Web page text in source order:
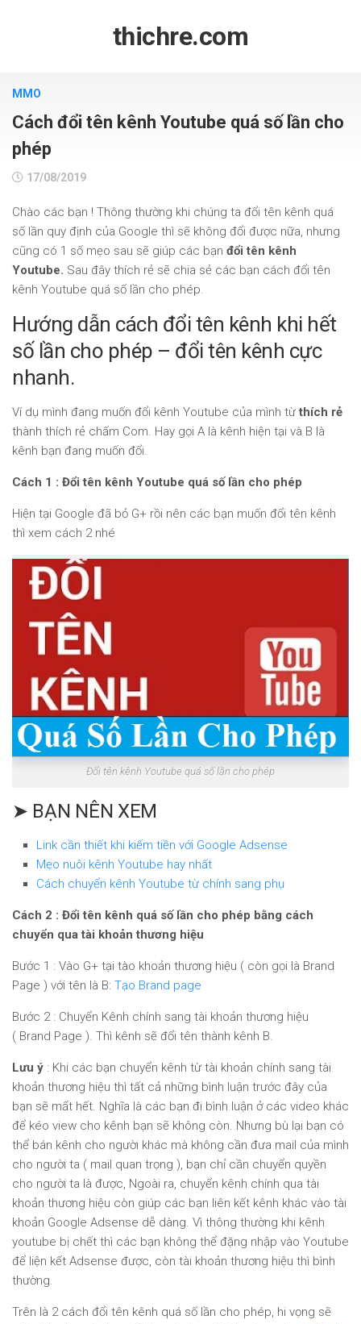
thichre.com
MMO
Cách đổi tên kênh Youtube quá số lần cho
phép
17/08/2019
Chào các bạn ! Thông thường khi chúng ta đổi tên kênh quá
số lần quy định của Google thì sẽ không đổi được nữa, nhưng
cũng có 1 số mẹo sau sẽ giúp các bạn đổi tên kênh
Youtube. Sau đây thích rẻ sẽ chia sẻ các bạn cách đổi tên
kênh Youtube quá số lần cho phép.
Hướng dẫn cách đổi tên kênh khi hết
số lần cho phép – đổi tên kênh cực
nhanh.
Ví dụ mình đang muốn đổi kênh Youtube của mình từthích rẻ
thành thích rẻ chấm Com. Hay gọi A là kênh hiện tại và B là
kênh bạn đang muốn đổi.
Cách 1 : Đổi tên kênh Youtube quá số lần cho phép
Hiện tại Google đã bỏ G+ rồi nên các bạn muốn đổi tên kênh
thì xem cách 2 nhé
Đổi tên kênh Youtube quá số lần cho phép
➤ BẠN NÊN XEM
Link cần thiết khi kiếm tiền với Google Adsense
Mẹo nuôi kênh Youtube hay nhất
Cách chuyển kênh Youtube từ chính sang phụ
Cách 2 : Đổi tên kênh quá số lần cho phép bằng cách
chuyển qua tài khoản thương hiệu
Bước 1 : Vào G+ tại tào khoản thương hiệu ( còn gọi là Brand
Page ) với tên là B: Tạo Brand page
Bước 2 : Chuyển Kênh chính sang tài khoản thương hiệu
( Brand Page ). Thì kênh sẽ đổi tên thành kênh B.
Lưu ý : Khi các bạn chuyển kênh từ tài khoản chính sang tài
khoản thương hiệu thì tất cả những bình luận trước đây của
bạn sẽ mất hết. Nghĩa là các bạn đi bình luận ở các video khác
để kéo view cho kênh bạn sẽ không còn. Nhưng bù lại bạn có
thể bán kênh cho người khác mà không cần đưa mail của mình
cho người ta ( mail quan trọng ), bạn chỉ cần chuyển quyền
cho người ta là được, Ngoài ra, chuyển kênh chính qua tài
khoản thương hiệu còn giúp các bạn liên kết kênh khác vào tài
khoản Google Adsense dễ dàng. Vì thông thường khi kênh
youtube bị chết thì các bạn không thể đặng nhập vào Youtube
để liện kết Adsense được, còn tài khoản thương hiệu thì bình
thường.
Trên là 2 cách đổi tên kênh quá số lần cho phép, hi vọng sẽ